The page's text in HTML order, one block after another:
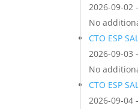
2026-09-02
No
CTO ESP
2026-09-03
No
CTO ESP
2026-09-04